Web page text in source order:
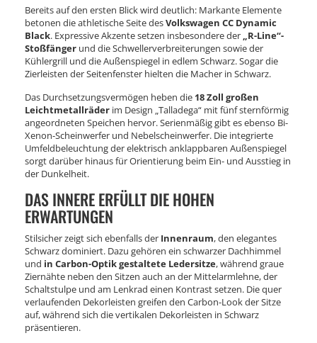
Bereits auf den ersten Blick wird deutlich: Markante Elemente
betonen die athletische Seite desVolkswagen CC Dynamic
Black. Expressive Akzente setzen insbesondere der „R-Line“-
Stoßfänger und die Schwellerverbreiterungen sowie der
Kühlergrill und die Außenspiegel in edlem Schwarz. Sogar die
Zierleisten der Seitenfenster hielten die Macher in Schwarz.
Das Durchsetzungsvermögen heben die 18 Zoll großen
Leichtmetallräder im Design „Talladega“ mit fünf sternförmig
angeordneten Speichen hervor. Serienmäßig gibt es ebenso Bi-
Xenon-Scheinwerfer und Nebelscheinwerfer. Die integrierte
Umfeldbeleuchtung der elektrisch anklappbaren Außenspiegel
sorgt darüber hinaus für Orientierung beim Ein- und Ausstieg in
der Dunkelheit.
DAS INNERE ERFÜLLT DIE HOHEN
ERWARTUNGEN
Stilsicher zeigt sich ebenfalls der Innenraum, den elegantes
Schwarz dominiert. Dazu gehören ein schwarzer Dachhimmel
und in Carbon-Optik gestaltete Ledersitze, während graue
Ziernähte neben den Sitzen auch an der Mittelarmlehne, der
Schaltstulpe und am Lenkrad einen Kontrast setzen. Die quer
verlaufenden Dekorleisten greifen den Carbon-Look der Sitze
auf, während sich die vertikalen Dekorleisten in Schwarz
präsentieren.